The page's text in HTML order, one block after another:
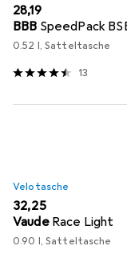
EUR
28,19
BBB SpeedPack
0.52 l, Satteltasche
13
Velotasche
EUR
32,25
Vaude Race Light
0.90 l, Satteltasche